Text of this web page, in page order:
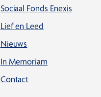
Sociaal Fonds Enexis
Lief en Leed
Nieuws
In Memoriam
Contact